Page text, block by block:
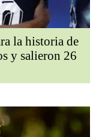
la historia de
y salieron 26